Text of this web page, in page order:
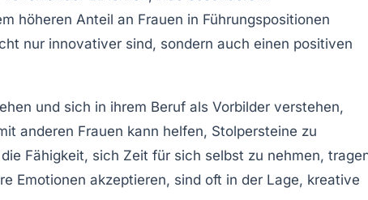
höheren Anteil an Frauen in Führungspositionen
nur innovativer sind, sondern auch einen positiven
und sich in ihrem Beruf als Vorbilder verstehen,
anderen Frauen kann helfen, Stolpersteine zu
Fähigkeit, sich Zeit für sich selbst zu nehmen,
Emotionen akzeptieren, sind oft in der Lage, kreative